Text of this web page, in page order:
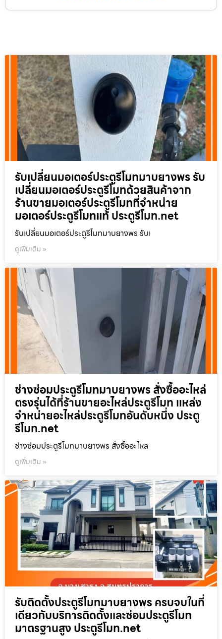
รับเปลี่ยนมอเตอร์ประตูรีโมทมาบยางพร รับ
เปลี่ยนมอเตอร์ประตูรีโมทด้วยสินค้าจาก
ร้านขายมอเตอร์ประตูรีโมทที่จำหน่าย
มอเตอร์ประตูรีโมทแท้ ประตูรีโมท.net
รับเปลี่ยนมอเตอร์ประตูรีโมทมาบยางพร รับเ
ดูเพิ่มเติม »
ช่างซ่อมประตูรีโมทมาบยางพร สั่งซื้ออะไหล่
ตรงรุ่นได้ที่ร้านขายอะไหล่ประตูรีโมท แหล่ง
จำหน่ายอะไหล่ประตูรีโมทอันดับหนึ่ง ประตู
รีโมท.net
ช่างซ่อมประตูรีโมทมาบยางพร สั่งซื้ออะไหล
ดูเพิ่มเติม »
รับติดตั้งประตูรีโมทมาบยางพร ครบจบในที่
เดียวกับบริการติดตั้งและซ่อมประตูรีโมท
มาตรฐานสูง ประตูรีโมท.net